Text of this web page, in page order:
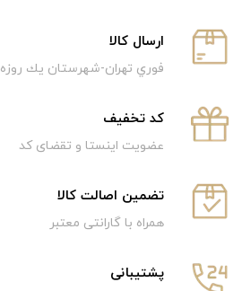
ارسال كالا
فوري تهران-شهرستان يك روزه
كد تخفيف
عضویت اینستا و تقضای کد
تضمین اصالت کالا
همراه با گارانتی معتبر
پشتیبانی